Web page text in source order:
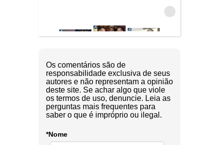
Os comentários são de
responsabilidade exclusiva de seus
autores e não representam a opinião
deste site. Se achar algo que viole
os termos de uso, denuncie. Leia as
perguntas mais frequentes para
saber o que é impróprio ou ilegal.
*Nome